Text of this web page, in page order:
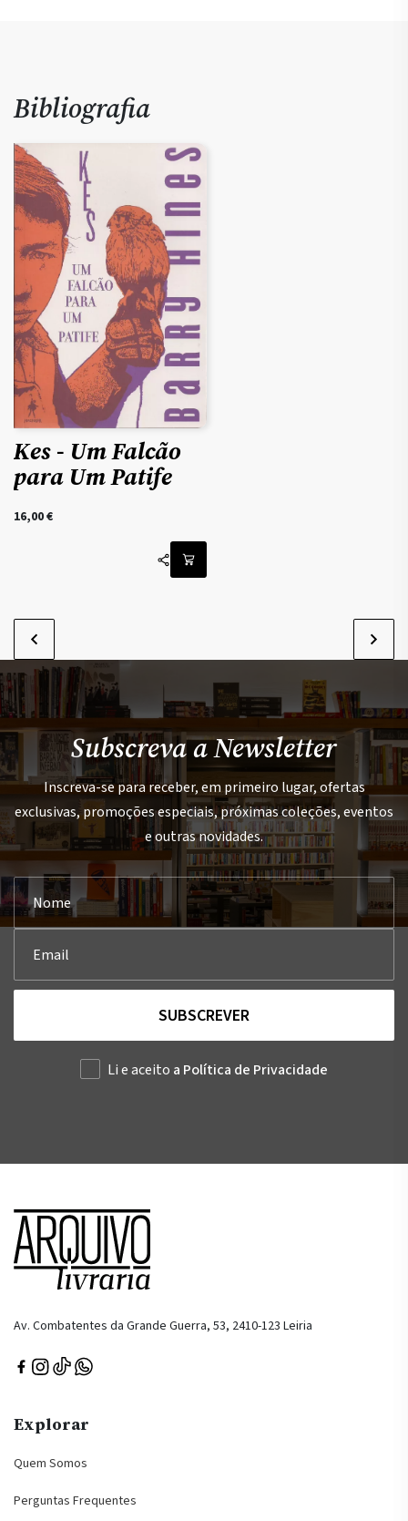
Bibliografia
Kes - Um Falcão
para Um Patife
16,00€
Subscreva a Newsletter
Inscreva-se para receber, em primeiro lugar, ofertas
exclusivas, promoções especiais, próximas coleções, eventos
e outras novidades.
SUBSCREVER
Li e aceito a Política de Privacidade
Av. Combatentes da Grande Guerra, 53, 2410-123 Leiria
Explorar
Quem Somos
Perguntas Frequentes